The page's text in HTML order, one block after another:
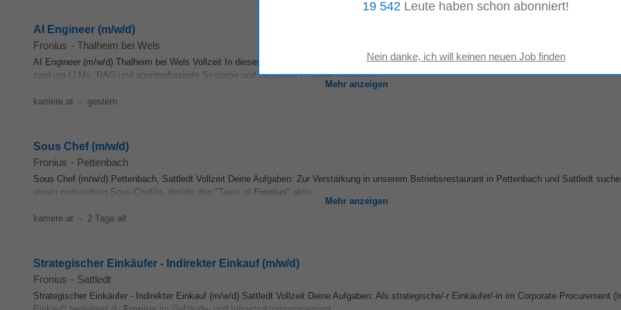
AI Engineer (m/w/d)
Fronius - Thalheim bei Wels
AI Engineer (m/w/d) Thalheim bei Wels Vollzeit In dieser Rolle entwickelst du KI-Lösungen, die einen echten Mehrwert schaffen. Du arbeitest an
rund um LLMs, RAG und agentenbasierte Systeme und begleitest Projekte vom ersten...
Mehr anzeigen
karriere.at - gestern
Sous Chef (m/w/d)
Fronius - Pettenbach
Sous Chef (m/w/d) Pettenbach, Sattledt Vollzeit Deine Aufgaben: Zur Verstärkung in unserem Betriebsrestaurant in Pettenbach und Sattledt
eine/n motivierte/n Sous-Chef/in, der/die den "Taste of Fronius" aktiv...
Mehr anzeigen
karriere.at - 2 Tage alt
Strategischer Einkäufer - Indirekter Einkauf (m/w/d)
Fronius - Sattledt
Strategischer Einkäufer - Indirekter Einkauf (m/w/d) Sattledt Vollzeit Deine Aufgaben: Als strategische/-r Einkäufer/-in im Corporate Procurement
19 542 Leute haben schon abonniert!